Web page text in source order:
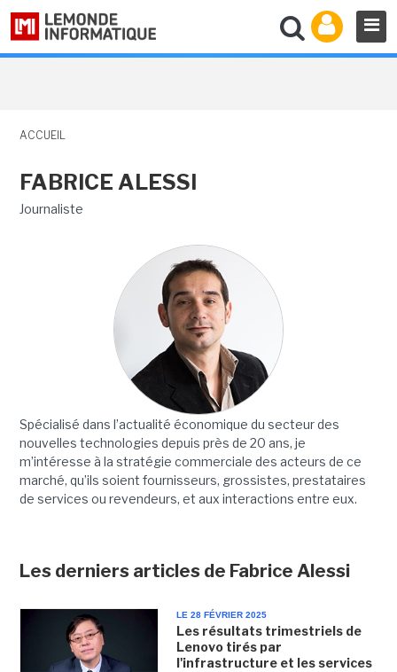
ACCUEIL
FABRICE ALESSI
Journaliste
Spécialisé dans l’actualité économique du secteur des
nouvelles technologies depuis près de 20 ans, je
m’intéresse à la stratégie commerciale des acteurs de ce
marché, qu’ils soient fournisseurs, grossistes, prestataires
de services ou revendeurs, et aux interactions entre eux.
Les derniers articles de Fabrice Alessi
LE 28 FÉVRIER 2025
Les résultats trimestriels de
Lenovo tirés par
l'infrastructure et les services